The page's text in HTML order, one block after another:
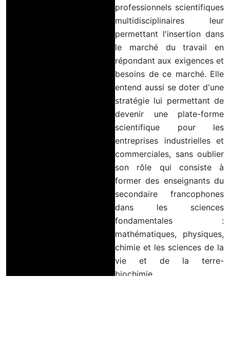
professionnels scientifiques
multidisciplinaires leur
permettant l'insertion dans
le marché du travail en
répondant aux exigences et
besoins de ce marché. Elle
entend aussi se doter d'une
stratégie lui permettant de
devenir une plate-forme
scientifique pour les
entreprises industrielles et
commerciales, sans oublier
son rôle qui consiste à
former des enseignants du
secondaire francophones
dans les sciences
fondamentales :
mathématiques, physiques,
chimie et les sciences de la
vie et de la terre-
biochimie.